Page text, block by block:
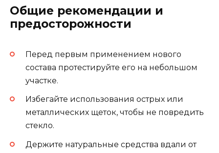
Общие рекомендации и
предосторожности
Перед первым применением нового
состава протестируйте его на небольшом
участке.
Избегайте использования острых или
металлических щеток, чтобы не повредить
стекло.
Держите натуральные средства вдали от